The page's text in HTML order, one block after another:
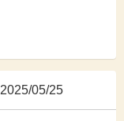
2025/05/25